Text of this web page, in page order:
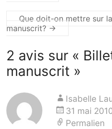
Que doit-on mettre sur
manuscrit? →
2 avis sur «
manuscrit »
Isabelle
31 mai
Permalien